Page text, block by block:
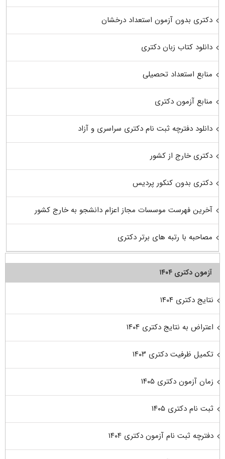
دکتری بدون آزمون استعداد درخشان
دانلود کتاب زبان دکتری
منابع استعداد تحصیلی
منابع آزمون دکتری
دانلود دفترچه ثبت نام دکتری سراسری و آزاد
دکتری خارج از کشور
دکتری بدون کنکور پردیس
آخرین فهرست موسسات مجاز اعزام دانشجو به خارج کشور
مصاحبه با رتبه های برتر دکتری
آزمون دکتری ۱۴۰۴
نتایج دکتری ۱۴۰۴
اعتراض به نتایج دکتری ۱۴۰۴
تکمیل ظرفیت دکتری ۱۴۰۳
زمان آزمون دکتری ۱۴۰۵
ثبت نام دکتری ۱۴۰۵
دفترچه ثبت نام آزمون دکتری ۱۴۰۴